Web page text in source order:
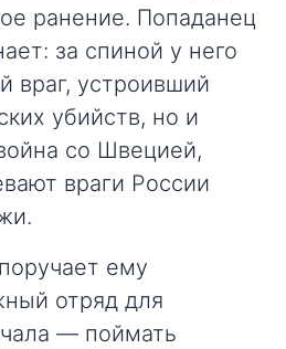
ранение. Попаданец
за спиной у него
враг, устроивший
убийств, но и
со Швецией,
враги России
ему
отряд для
— поймать